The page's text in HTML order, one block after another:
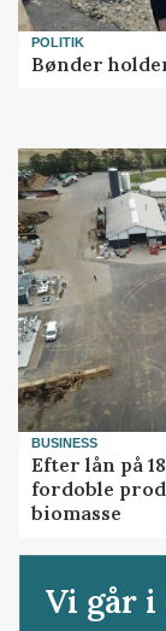
POLITIK
Bønder
BUSINESS
Efter lån på
fordoble
biomasse
Vi går i